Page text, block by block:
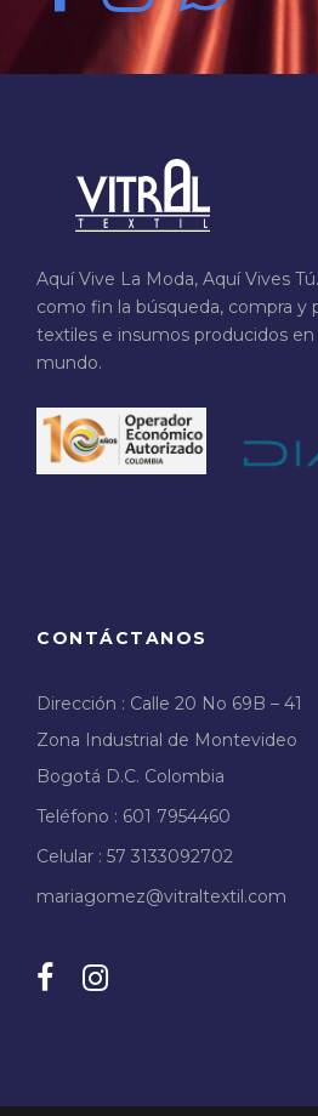
Aquí Vive La Moda, Aquí Vives
como fin la búsqueda, compra y
textiles e insumos producidos en
mundo.
CONTÁCTANOS
Dirección : Calle 20 No 69B – 41
Zona Industrial de Montevideo
Bogotá D.C. Colombia
Teléfono : 601 7954460
Celular : 57 3133092702
mariagomez@vitraltextil.com